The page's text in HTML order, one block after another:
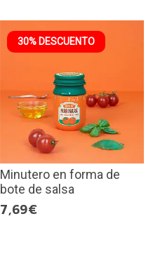
30% DESCUENTO
Minutero en forma de
bote de salsa
7,69€